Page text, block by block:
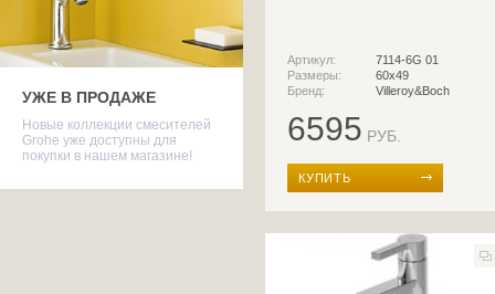
УЖЕ В ПРОДАЖЕ
Новые коллекции смесителей
Grohe уже доступны для
покупки в нашем магазине!
Артикул:
7114-6G 01
Размеры:
60x49
Бренд:
Villeroy&Boch
6595 РУБ.
КУПИТЬ